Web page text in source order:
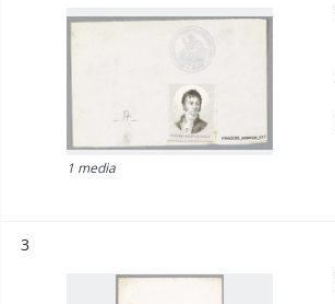
1 media
3